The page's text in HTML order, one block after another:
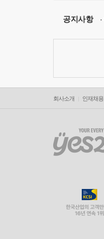
공지사항
회사소개 인재채용